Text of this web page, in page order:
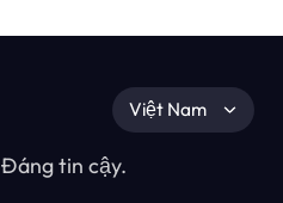
tin cậy.
Việt Nam